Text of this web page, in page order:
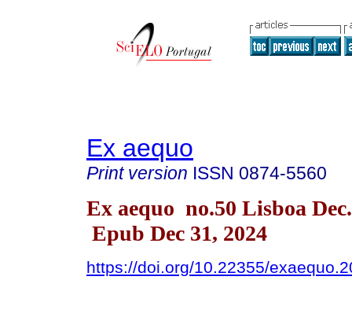
Ex aequo
Print version ISSN 0874-5560
Ex aequo no.50 Lisboa
Epub Dec 31, 2024
https://doi.org/10.22355/